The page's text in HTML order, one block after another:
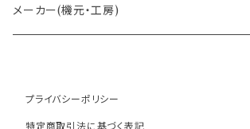
- 京袋帯・開き仕立て
- 新古帯、中古・リサイクル帯 (メンテナンス済み)
メーカー(機元・工房)
博多織 西村織物
プライバシーポリシー
特定商取引法に基づく表記